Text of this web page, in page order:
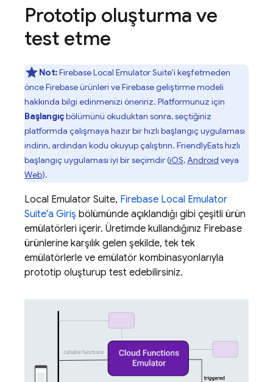
Prototip oluşturma ve
test etme
Not:Firebase Local Emulator Suite'i keşfetmeden
önce Firebase ürünleri ve Firebase geliştirme modeli
hakkında bilgi edinmenizi öneririz. Platformunuz için
Başlangıçbölümünü okuduktan sonra, seçtiğiniz
platformda çalışmaya hazır bir hızlı başlangıç uygulaması
indirin, ardından kodu okuyup çalıştırın. FriendlyEats hızlı
başlangıç uygulaması iyi bir seçimdir (iOS,Android veya
Web).
Local Emulator Suite, Firebase Local Emulator
Suite'a Giriş bölümünde açıklandığı gibi çeşitli ürün
emülatörleri içerir. Üretimde kullandığınız Firebase
ürünlerine karşılık gelen şekilde, tek tek
emülatörlerle ve emülatör kombinasyonlarıyla
prototip oluşturup test edebilirsiniz.